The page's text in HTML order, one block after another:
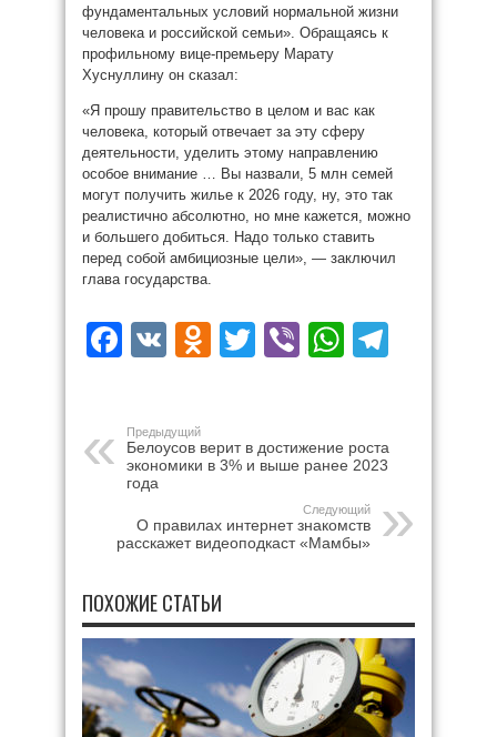
фундаментальных условий нормальной жизни
человека и российской семьи». Обращаясь к
профильному вице-премьеру Марату
Хуснуллину он сказал:
«Я прошу правительство в целом и вас как
человека, который отвечает за эту сферу
деятельности, уделить этому направлению
особое внимание … Вы назвали, 5 млн семей
могут получить жилье к 2026 году, ну, это так
реалистично абсолютно, но мне кажется, можно
и большего добиться. Надо только ставить
перед собой амбициозные цели», — заключил
глава государства.
Facebook
VK Odnoklassniki
Twitter
Viber
Предыдущий
Белоусов верит в достижение роста
экономики в 3% и выше ранее 2023
года
Следующий
О правилах интернет знакомств
расскажет видеоподкаст «Мамбы»
ПОХОЖИЕ СТАТЬИ